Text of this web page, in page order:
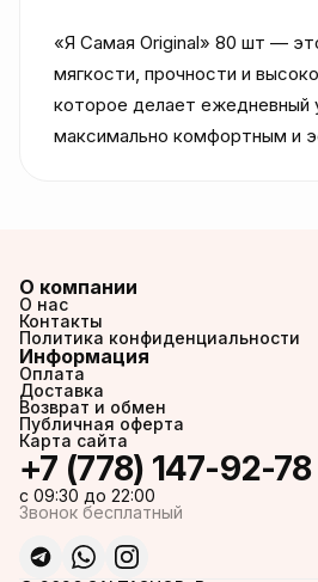
«Я Самая Original» 80 шт —
мягкости, прочности и
которое делает ежедневный
максимально комфортным и
О компании
О нас
Контакты
Политика конфиденциальности
Информация
Оплата
Доставка
Возврат и обмен
Публичная оферта
Карта сайта
+7 (778) 147-92-78
c 09:30 до 22:00
Звонок бесплатный